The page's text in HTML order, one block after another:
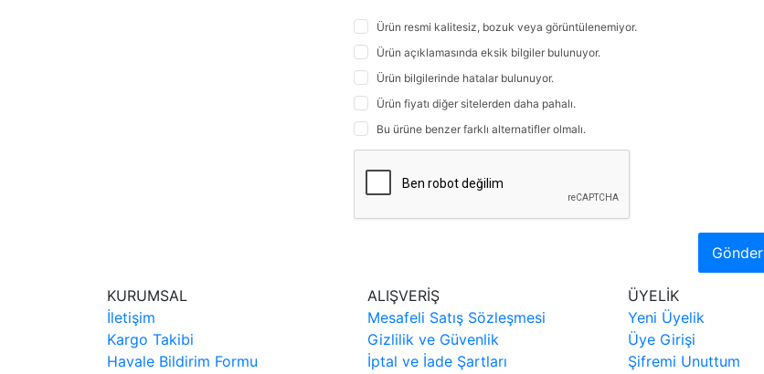
Ürün resmi kalitesiz, bozuk veya görüntülenemiyor.
Ürün açıklamasında eksik bilgiler bulunuyor.
Ürün bilgilerinde hatalar bulunuyor.
Ürün fiyatı diğer sitelerden daha pahalı.
Bu ürüne benzer farklı alternatifler olmalı.
Gönder
KURUMSAL
İletişim
Kargo Takibi
Havale Bildirim Formu
ALIŞVERİŞ
Mesafeli Satış Sözleşmesi
Gizlilik ve Güvenlik
İptal ve İade Şartları
ÜYELİK
Yeni Üyelik
Üye Girişi
Şifremi Unuttum